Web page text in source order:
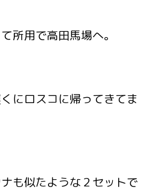
所用で高田馬場へ。
にロスコに帰ってきてま
も似たような２セットで